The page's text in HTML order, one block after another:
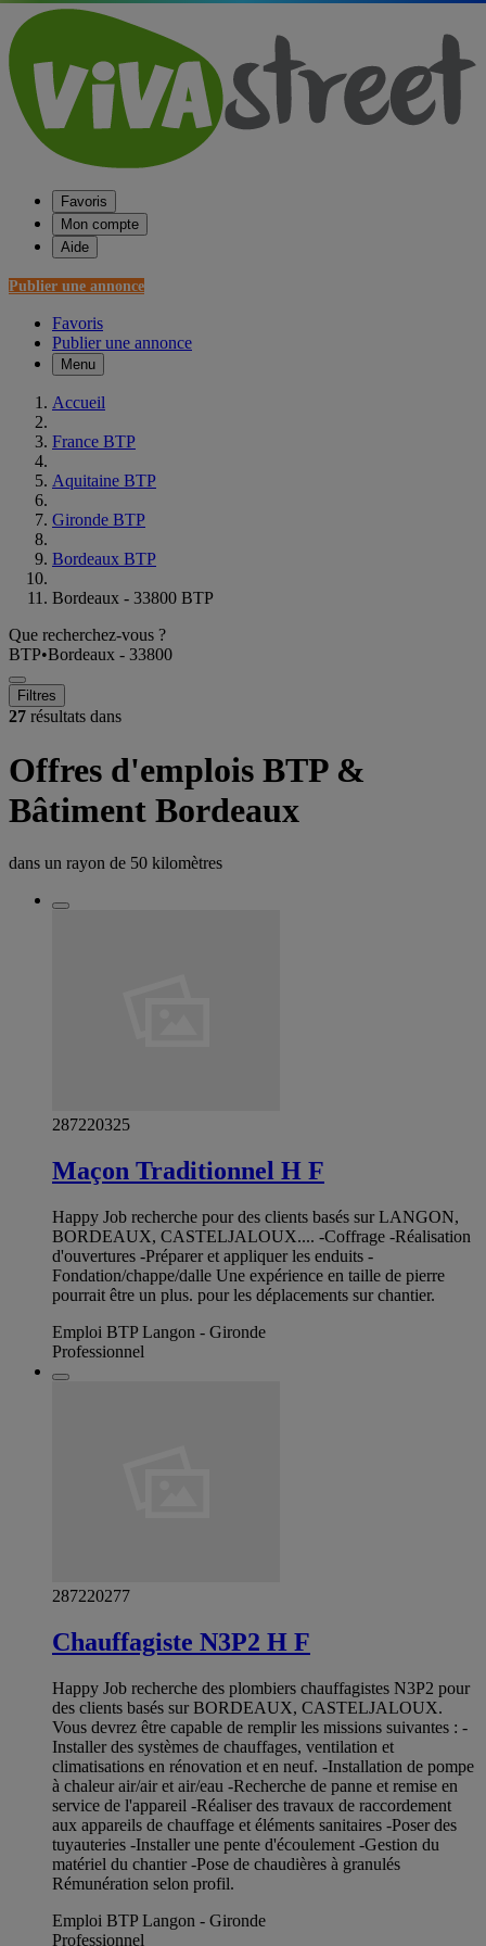
Favoris
Mon compte
Aide
Publier une annonce
Favoris
Publier une annonce
Menu
Accueil
France BTP
Aquitaine BTP
Gironde BTP
Bordeaux BTP
Bordeaux - 33800 BTP
Que recherchez-vous ?
BTP•Bordeaux - 33800
Filtres
27 résultats dans
Offres d'emplois BTP &
Bâtiment Bordeaux
dans un rayon de 50 kilomètres
287220325
Maçon Traditionnel H F
Happy Job recherche pour des clients basés sur LANGON,
BORDEAUX, CASTELJALOUX.... -Coffrage -Réalisation
d'ouvertures -Préparer et appliquer les enduits -
Fondation/chappe/dalle Une expérience en taille de pierre
pourrait être un plus. pour les déplacements sur chantier.
Emploi BTP Langon - Gironde
Professionnel
287220277
Chauffagiste N3P2 H F
Happy Job recherche des plombiers chauffagistes N3P2 pour
des clients basés sur BORDEAUX, CASTELJALOUX.
Vous devrez être capable de remplir les missions suivantes : -
Installer des systèmes de chauffages, ventilation et
climatisations en rénovation et en neuf. -Installation de pompe
à chaleur air/air et air/eau -Recherche de panne et remise en
service de l'appareil -Réaliser des travaux de raccordement
aux appareils de chauffage et éléments sanitaires -Poser des
tuyauteries -Installer une pente d'écoulement -Gestion du
matériel du chantier -Pose de chaudières à granulés
Rémunération selon profil.
Emploi BTP Langon - Gironde
Professionnel